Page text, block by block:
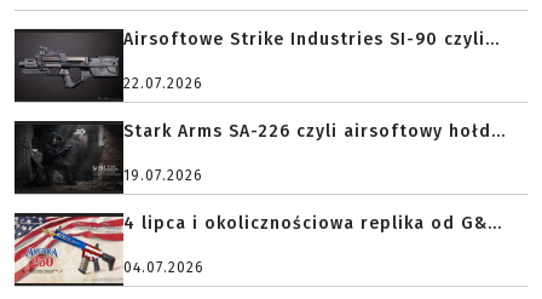
Airsoftowe Strike Industries SI-90 czyli...
22.07.2026
Stark Arms SA-226 czyli airsoftowy hołd...
19.07.2026
4 lipca i okolicznościowa replika od G&...
04.07.2026